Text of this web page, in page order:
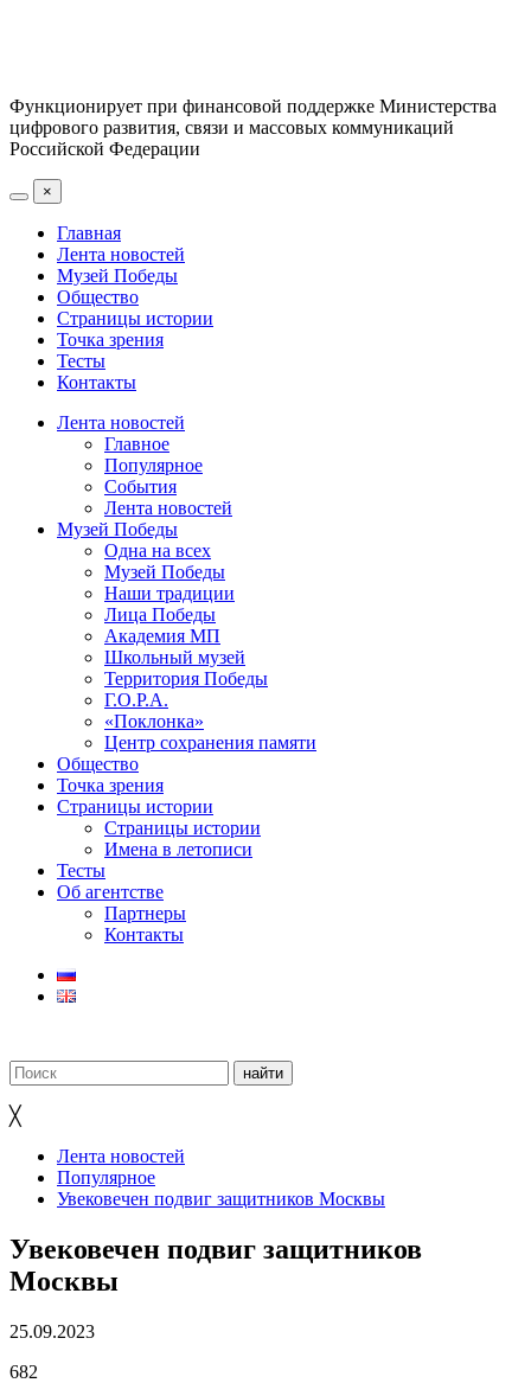
Функционирует при финансовой поддержке Министерства
цифрового развития, связи и массовых коммуникаций
Российской Федерации
×
Главная
Лента новостей
Музей Победы
Общество
Страницы истории
Точка зрения
Тесты
Контакты
Лента новостей
Главное
Популярное
События
Лента новостей
Музей Победы
Одна на всех
Музей Победы
Наши традиции
Лица Победы
Академия МП
Школьный музей
Территория Победы
Г.О.Р.А.
«Поклонка»
Центр сохранения памяти
Общество
Точка зрения
Страницы истории
Страницы истории
Имена в летописи
Тесты
Об агентстве
Партнеры
Контакты
╳
Лента новостей
Популярное
Увековечен подвиг защитников Москвы
Увековечен подвиг защитников
Москвы
25.09.2023
682